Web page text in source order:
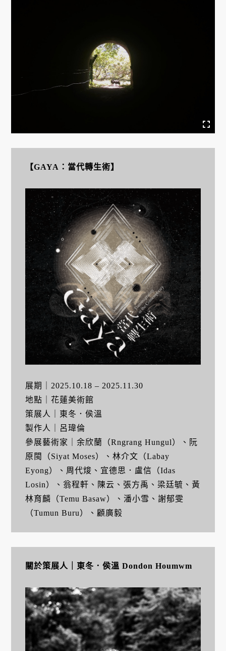
【GAYA：當代轉生術】
展期｜2025.10.18 – 2025.11.30
地點｜花蓮美術館
策展人｜東冬．侯溫
製作人｜呂瑋倫
參展藝術家｜余欣蘭（Rngrang Hungul）、阮
原閩（Siyat Moses）、林介文（Labay
Eyong）、周代焌、宜德思．盧信（Idas
Losin）、翁程軒、陳云、張方禹、梁廷毓、黃
林育麟（Temu Basaw）、潘小雪、謝郁雯
（Tumun Buru）、顧廣毅
關於策展人｜東冬．侯溫 Dondon Houmwm